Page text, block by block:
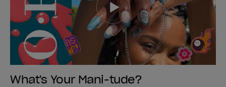
What's Your Mani-tude?